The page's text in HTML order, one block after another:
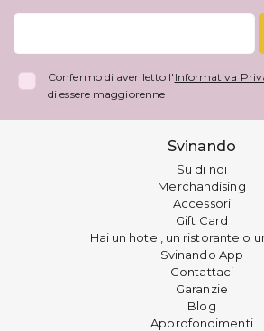
Confermo di aver letto l' Informativa
di essere maggiorenne
Svinando
Su di noi
Merchandising
Accessori
Gift Card
Hai un hotel, un ristorante o
Svinando App
Contattaci
Garanzie
Blog
Approfondimenti